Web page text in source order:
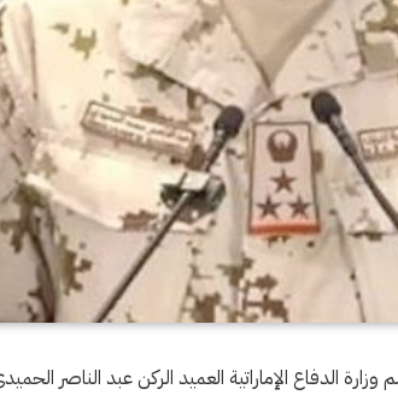
الدفاع الإماراتية العميد الركن عبد الناصر